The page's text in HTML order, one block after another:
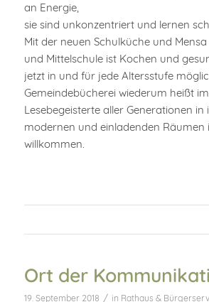
an Energie,
sie sind unkonzentriert und lernen
Mit der neuen Schulküche und
und Mittelschule ist Kochen und
jetzt in und für jede Altersstufe
Gemeindebücherei wiederum heißt
Lesebegeisterte aller Generationen in
modernen und einladenden Räumen
willkommen.
Ort der
19. September 2018 / in Rathaus &